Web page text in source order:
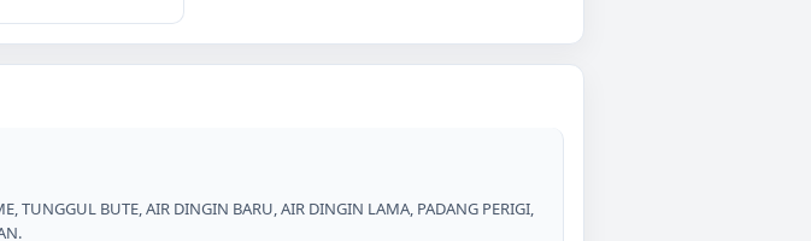
BUTE, AIR DINGIN BARU, AIR DINGIN LAMA, PADANG PERIGI,